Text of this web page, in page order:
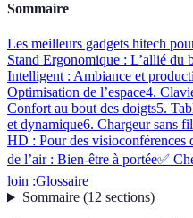
Sommaire
Les meilleurs gadgets hitech
Stand Ergonomique : L’allié du
Intelligent : Ambiance et
Optimisation de l’espace4.
Confort au bout des doigts5.
et dynamique6. Chargeur sans
HD : Pour des visioconférences
de l’air : Bien-être à portée✅
loin :Glossaire
Sommaire(12 sections)